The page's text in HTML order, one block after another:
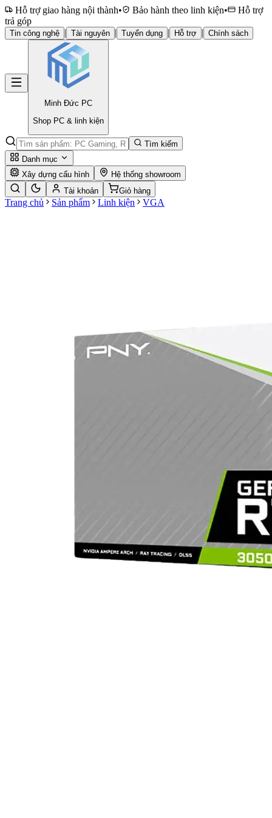
Hỗ trợ giao hàng nội thành• Bảo hành theo linh kiện•
Hỗ trợ
trả góp
Tin công nghệ | Tài nguyên | Tuyển dụng | Hỗ trợ | Chính sách
Minh Đức PC
Shop PC & linh kiện
Tìm kiếm
Danh mục
Xây dựng cấu hình
Hệ thống showroom
Tài khoản
Giỏ hàng
Trang chủ Sản phẩm Linh kiện VGA